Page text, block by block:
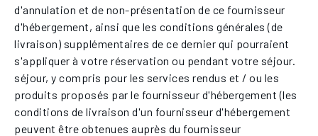
d'annulation et de non-présentation de ce fournisseur
d'hébergement, ainsi que les conditions générales (de
livraison) supplémentaires de ce dernier qui pourraient
s'appliquer à votre réservation ou pendant votre séjour.
séjour, y compris pour les services rendus et / ou les
produits proposés par le fournisseur d'hébergement (les
conditions de livraison d'un fournisseur d'hébergement
peuvent être obtenues auprès du fournisseur